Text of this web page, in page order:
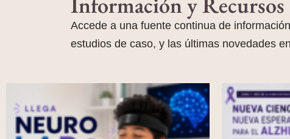
Accede a una fuente continua de
estudios de caso, y las últimas novedades